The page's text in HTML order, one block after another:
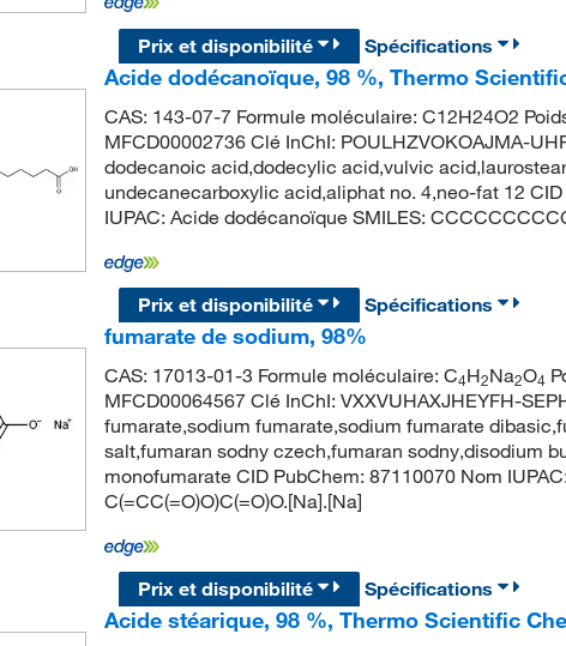
Prix et disponibilité
Spécifications
Acide dodécanoïque, 98 %, Thermo
CAS: 143-07-7 Formule moléculaire: C12H24O2
MFCD00002736 Clé InChI: POULHZVOKOAJMA-
dodecanoic acid,dodecylic acid,vulvic
undecanecarboxylic acid,aliphat no. 4,neo-fat 12
IUPAC: Acide dodécanoïque SMILES:
Prix et disponibilité
Spécifications
fumarate de sodium, 98%
CAS: 17013-01-3 Formule moléculaire: C4H2Na2O4
MFCD00064567 Clé InChI: VXXVUHAXJHEYFH-
fumarate,sodium fumarate,sodium fumarate
salt,fumaran sodny czech,fumaran sodny,disodium
monofumarate CID PubChem: 87110070 Nom
C(=CC(=O)O)C(=O)O.[Na].[Na]
Prix et disponibilité
Spécifications
Acide stéarique, 98 %, Thermo Scientific